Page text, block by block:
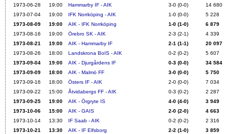
1973-06-28
19:00 Hammarby IF - AIK 3-0 (0-0)
14 680
1973-07-04
19:00 IFK Norrköping - AIK 1-0 (0-0)
5 228
1973-08-09
19:00 AIK - IFK Norrköping 1-0 (1-0)
6 879
1973-08-16
19:00 Örebro SK - AIK 2-3 (2-1)
4 339
1973-08-21
19:00 AIK - Hammarby IF 2-1 (1-1)
20 097
1973-08-26
18:00 Landskrona BoIS - AIK 0-2 (0-2)
5 607
1973-09-04
19:00 AIK - Djurgårdens IF 0-3 (0-0)
34 584
1973-09-09
18:00 AIK - Malmö FF 3-0 (0-0)
5 750
1973-09-16
18:00 Östers IF - AIK 2-0 (0-0)
7 034
1973-09-22
15:00 Åtvidabergs FF - AIK 0-3 (0-2)
2 287
1973-09-25
19:00 AIK - Örgryte IS 4-0 (4-0)
3 949
1973-10-06
15:00 AIK - GAIS 2-0 (2-0)
4 663
1973-10-14
13:30 IF Saab - AIK 0-2 (0-2)
2 316
1973-10-21
13:30 AIK - IF Elfsborg 2-2 (1-0)
3 859